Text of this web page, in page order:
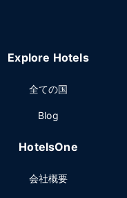
Explore Hotels
全ての国
Blog
HotelsOne
会社概要